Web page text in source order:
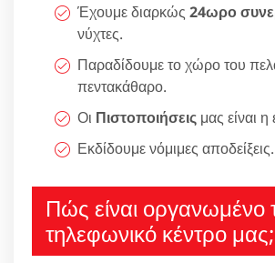
Έχουμε διαρκώς 24ωρο
νύχτες.
Παραδίδουμε το χώρο του
πεντακάθαρο.
Οι Πιστοποιήσεις μας είναι
Εκδίδουμε νόμιμες αποδείξεις.
Πώς είναι οργανωμένο
τηλεφωνικό κέντρο μας;